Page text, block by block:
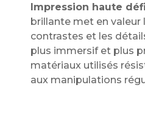
Impression haute
brillante met en valeur
contrastes et les
plus immersif et plus
matériaux utilisés
aux manipulations